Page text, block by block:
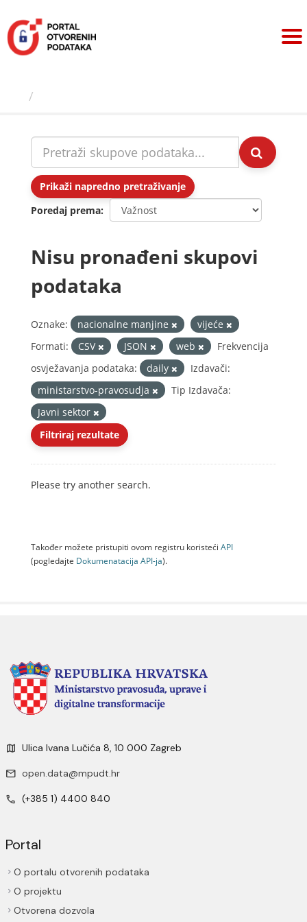
sadržaj
Prikaži napredno pretraživanje
Poredaj prema
Nisu pronađeni skupovi
podataka
Oznake: nacionalne manjine
vijeće
Formati:
CSV JSON web
Frekvencija
osvježavanja podataka:
daily
Izdavači:
ministarstvo-pravosudja
Tip Izdavača:
Javni sektor
Filtriraj rezultate
Please try another search.
Također možete pristupiti ovom registru koristeći API
(pogledajte Dokumenаtаcijа API-jа).